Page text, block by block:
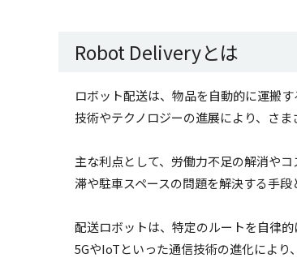
Robot Deliveryとは
ロボット配送は、物品を自動的に運搬
技術やテクノロジーの進展により、さ
主な利点として、労働力不足の解消や
滞や駐車スペースの問題を解決する手段
配送ロボットは、特定のルートを自律
5GやIoTといった通信技術の進化によ